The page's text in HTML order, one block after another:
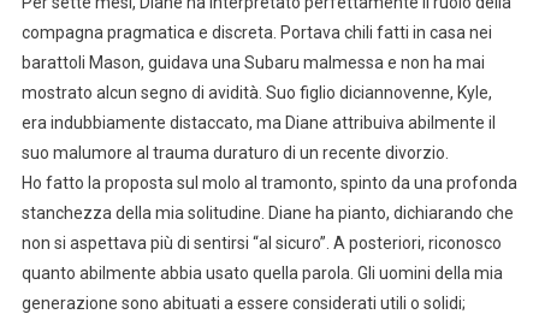
compagna pragmatica e discreta. Portava chili fatti in casa nei
barattoli Mason, guidava una Subaru malmessa e non ha mai
mostrato alcun segno di avidità. Suo figlio diciannovenne, Kyle,
era indubbiamente distaccato, ma Diane attribuiva abilmente il
suo malumore al trauma duraturo di un recente divorzio.
Ho fatto la proposta sul molo al tramonto, spinto da una profonda
stanchezza della mia solitudine. Diane ha pianto, dichiarando che
non si aspettava più di sentirsi “al sicuro”. A posteriori, riconosco
quanto abilmente abbia usato quella parola. Gli uomini della mia
generazione sono abituati a essere considerati utili o solidi;